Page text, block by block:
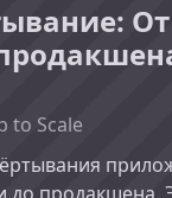
От
to Scale